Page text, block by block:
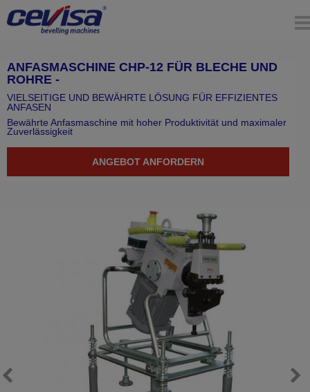
ANFASMASCHINE CHP-12 FÜR BLECHE UND
ROHRE
VIELSEITIGE UND BEWÄHRTE LÖSUNG FÜR EFFIZIENTES
ANFASEN
Bewährte Anfasmaschine mit hoher Produktivität und maximaler
Zuverlässigkeit
ANGEBOT ANFORDERN